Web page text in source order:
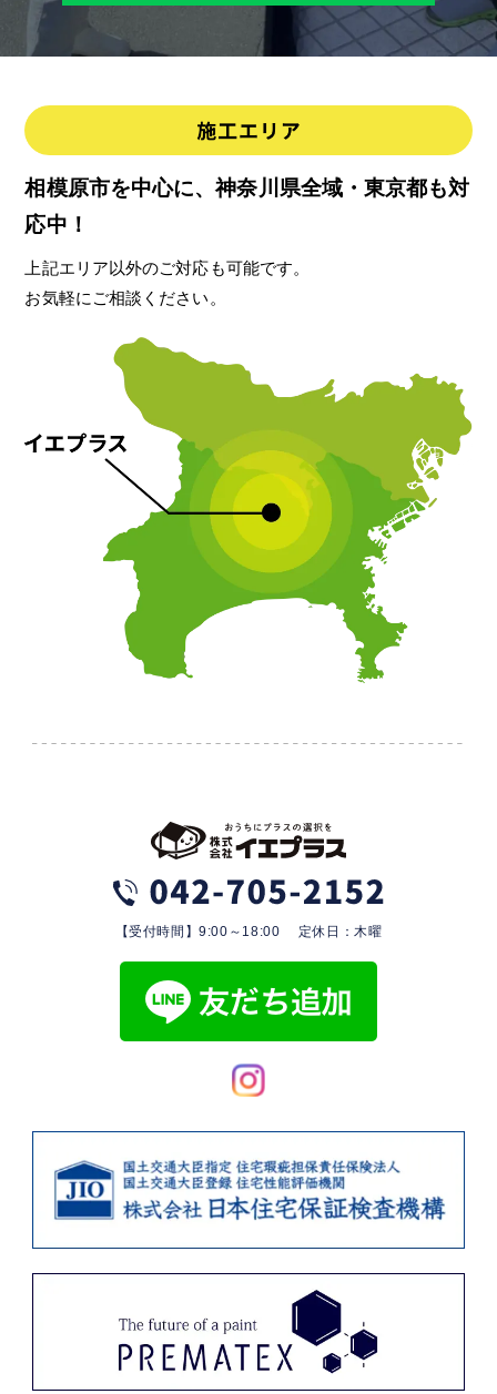
相模原市を中心に、神奈川県全域・東京都も対
応中！
上記エリア以外のご対応も可能です。
お気軽にご相談ください。
【受付時間】9:00～18:00 定休日：木曜